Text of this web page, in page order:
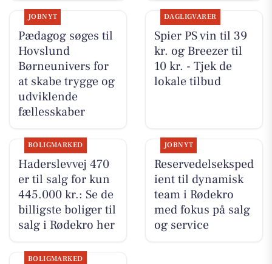
JOBNYT
Pædagog søges til
Hovslund
Børneunivers for
at skabe trygge og
udviklende
fællesskaber
DAGLIGVARER
Spier PS vin til 39
kr. og Breezer til
10 kr. - Tjek de
lokale tilbud
BOLIGMARKED
Haderslevvej 470
er til salg for kun
445.000 kr.: Se de
billigste boliger til
salg i Rødekro her
JOBNYT
Reservedelseksped
ient til dynamisk
team i Rødekro
med fokus på salg
og service
BOLIGMARKED